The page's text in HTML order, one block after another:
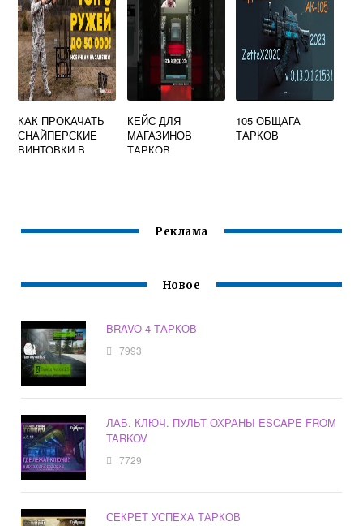
КАК ПРОКАЧАТЬ
СНАЙПЕРСКИЕ
ВИНТОВКИ В
КЕЙС ДЛЯ
МАГАЗИНОВ
ТАРКОВ
105 ОБЩАГА
ТАРКОВ
Реклама
Новое
BRAVO 4 ТАРКОВ
7993
ЛАБ. КЛЮЧ. ПУЛЬТ ОХРАНЫ ESCAPE FROM
TARKOV
7729
СЕКРЕТ УСПЕХА ТАРКОВ